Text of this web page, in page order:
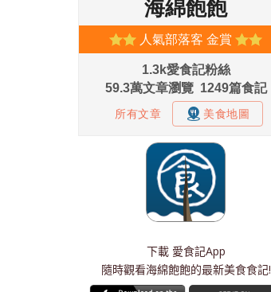
下載 愛食記App
隨時觀看海綿飽飽的最新美食食記!